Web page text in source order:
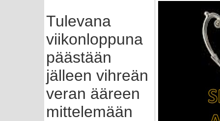
Tulevana
viikonloppuna
päästään
jälleen vihreän
veran ääreen
mittelemään